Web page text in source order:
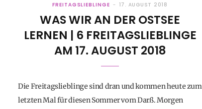
FREITAGSLIEBLINGE 17. AUGUST 2018
WAS WIR AN DER OSTSEE
LERNEN | 6 FREITAGSLIEBLINGE
AM 17. AUGUST 2018
Die Freitagslieblinge sind dran und kommen heute zum
letzten Mal für diesen Sommer vom Darß. Morgen